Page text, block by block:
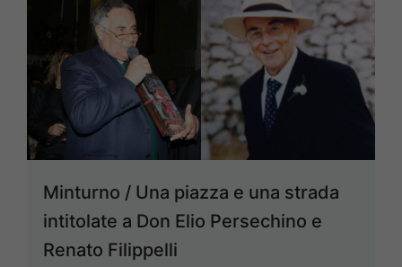
Minturno / Una piazza e una strada
intitolate a Don Elio Persechino e
Renato Filippelli